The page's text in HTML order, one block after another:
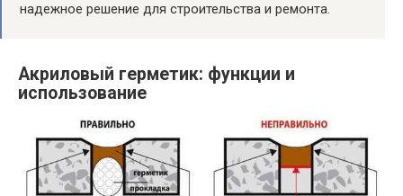
надежное решение для строительства и ремонта.
Акриловый герметик: функции и
использование